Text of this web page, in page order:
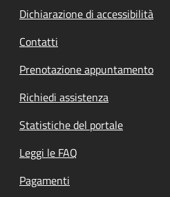
Dichiarazione di accessibilità
Contatti
Prenotazione appuntamento
Richiedi assistenza
Statistiche del portale
Leggi le FAQ
Pagamenti